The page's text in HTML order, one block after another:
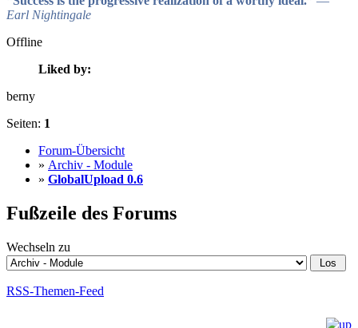
Earl Nightingale
Offline
Liked by:
berny
Seiten: 1
Forum-Übersicht
» Archiv - Module
» GlobalUpload 0.6
Fußzeile des Forums
Wechseln zu
RSS-Themen-Feed